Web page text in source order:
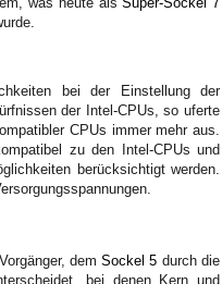
bei der Einstellung der
der Intel-CPUs, so uferte
CPUs immer mehr aus.
zu den Intel-CPUs und
berücksichtigt werden.
demSockel 5 durch die
bei denen Kern und